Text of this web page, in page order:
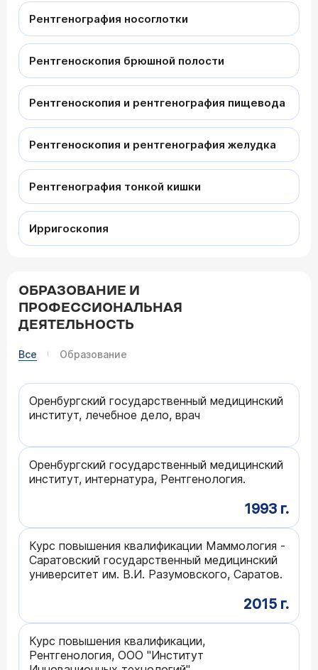
Рентгенография носоглотки
Рентгеноскопия брюшной полости
Рентгеноскопия и рентгенография пищевода
Рентгеноскопия и рентгенография желудка
Рентгенография тонкой кишки
Ирригоскопия
ОБРАЗОВАНИЕ И
ПРОФЕССИОНАЛЬНАЯ
ДЕЯТЕЛЬНОСТЬ
Все Образование
Оренбургский государственный медицинский
институт, лечебное дело, врач
Оренбургский государственный медицинский
институт, интернатура, Рентгенология.
1993 г.
Курс повышения квалификации Маммология -
Саратовский государственный медицинский
университет им. В.И. Разумовского, Саратов.
2015 г.
Курс повышения квалификации,
Рентгенология, ООО "Институт